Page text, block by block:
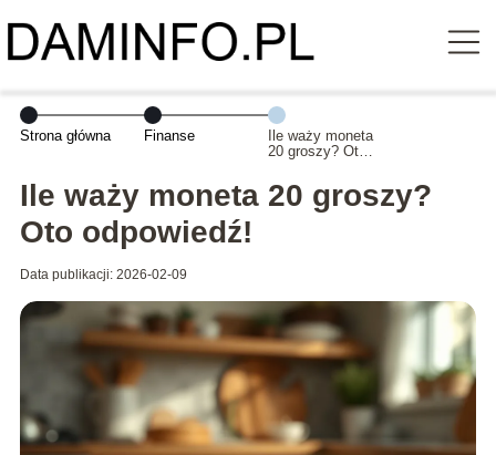
Strona główna Finanse
Ile waży moneta
20 groszy? Oto
Ile waży moneta 20 groszy?
Oto odpowiedź!
Data publikacji: 2026-02-09